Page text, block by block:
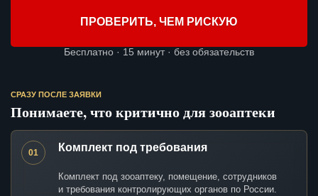
ПРОВЕРИТЬ, ЧЕМ РИСКУЮ
Бесплатно · 15 минут · без обязательств
СРАЗУ ПОСЛЕ ЗАЯВКИ
Понимаете, что критично для зооаптеки
01 Комплект под требования
Комплект под зооаптеку, помещение, сотрудников
и требования контролирующих органов по России.